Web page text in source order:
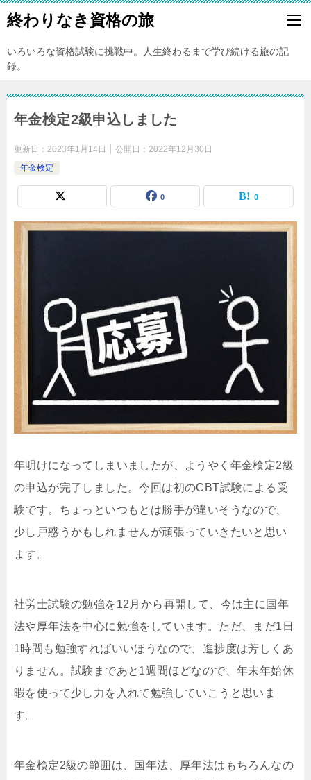
終わりなき資格の旅
いろいろな資格試験に挑戦中。人生終わるまで学び続ける旅の記
録。
年金検定2級申込しました
更新日： 2023年1月14日 公開日： 2022年12月30日
年金検定
0 0
年明けになってしまいましたが、ようやく年金検定2級
の申込が完了しました。今回は初のCBT試験による受
験です。ちょっといつもとは勝手が違いそうなので、
少し戸惑うかもしれませんが頑張っていきたいと思い
ます。
社労士試験の勉強を12月から再開して、今は主に国年
法や厚年法を中心に勉強をしています。ただ、まだ1日
1時間も勉強すればいいほうなので、進捗度は芳しくあ
りません。試験まであと1週間ほどなので、年末年始休
暇を使って少し力を入れて勉強していこうと思いま
す。
年金検定2級の範囲は、国年法、厚年法はもちろんなの